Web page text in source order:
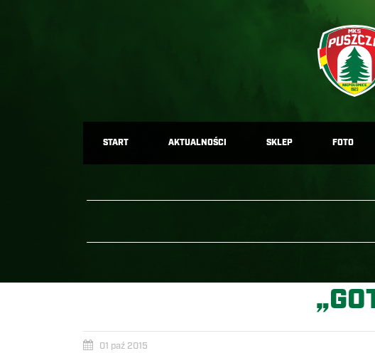
START AKTUALNOŚCI SKLEP FOTO
01 paź 2015